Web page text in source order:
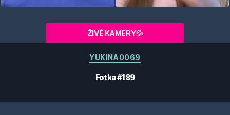
ŽIVÉ KAMERY💦
Kategorie
YUKINA0069
Fotka #189